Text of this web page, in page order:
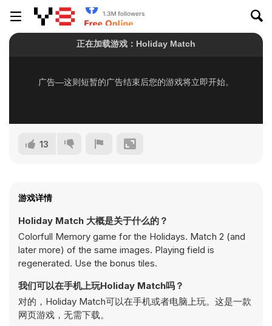
13
游戏详情
Holiday Match 大概是关于什么的？
Colorfull Memory game for the Holidays. Match 2 (and
later more) of the same images. Playing field is
regenerated. Use the bonus tiles.
我们可以在手机上玩Holiday Match吗？
对的，Holiday Match可以在手机或者电脑上玩。这是一款
网页游戏，无需下载。